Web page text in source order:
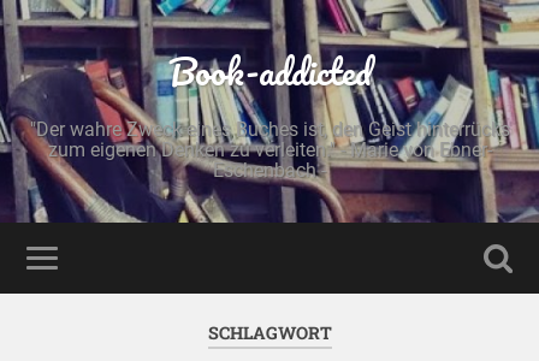
Book-addicted
"Der wahre Zweck eines Buches ist, den Geist hinterrücks
zum eigenen Denken zu verleiten." - Marie von Ebner-
Eschenbach -
SCHLAGWORT